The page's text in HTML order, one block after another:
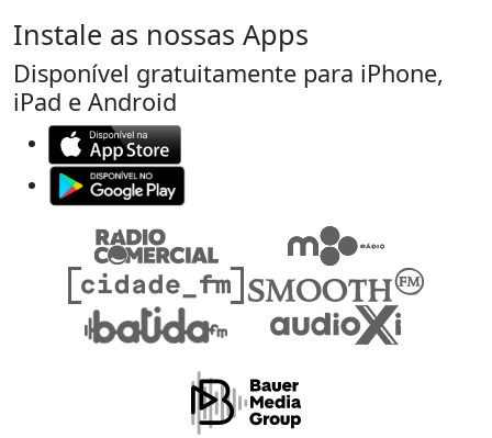
Instale as nossas Apps
Disponível gratuitamente para iPhone,
iPad e Android